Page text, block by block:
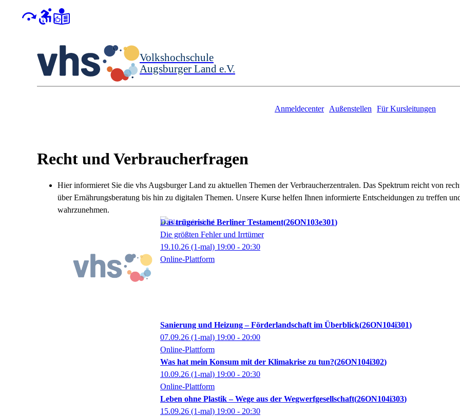
Volkshochschule
Augsburger Land e.V.
Anmeldecenter Außenstellen Für Kursleitungen
Recht und Verbraucherfragen
Hier informieret Sie die vhs Augsburger Land zu aktuellen Themen derVerbraucherzentralen. Das Spektrum reicht von
über Ernährungsberatung bis hin zu digitalen Themen. Unsere Kurse helfen Ihnen informierte Entscheidungen zu treffen
wahrzunehmen.
Das trügerische Berliner Testament 26ON103e301
Die größten Fehler und Irrtümer
19.10.26 (1-mal) 19:00 - 20:30
Online-Plattform
Sanierung und Heizung – Förderlandschaft im Überblick 26ON104i301
07.09.26 (1-mal) 19:00 - 20:00
Online-Plattform
Was hat mein Konsum mit der Klimakrise zu tun? 26ON104i302
10.09.26 (1-mal) 19:00 - 20:30
Online-Plattform
Leben ohne Plastik – Wege aus der Wegwerfgesellschaft 26ON104i303
15.09.26 (1-mal) 19:00 - 20:30